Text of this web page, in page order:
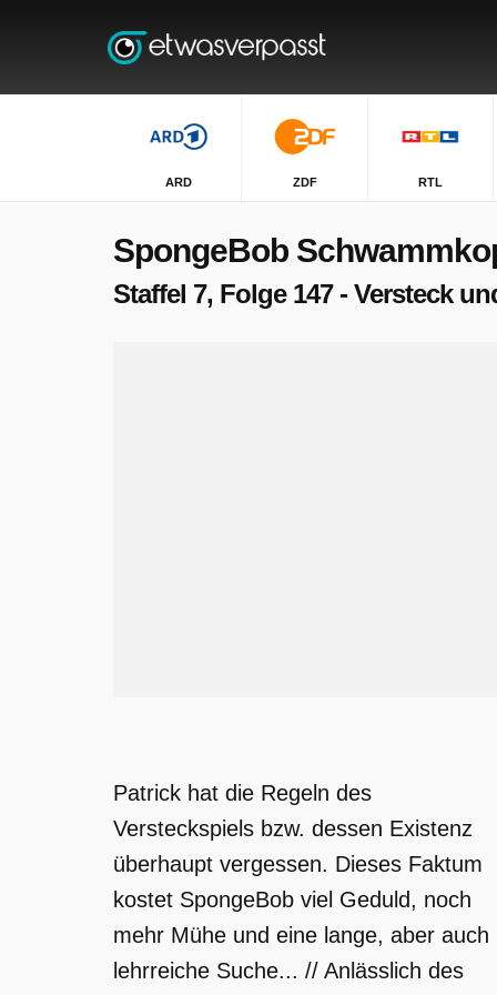
ARD ZDF RTL
SpongeBob
Staffel 7, Folge 147 - Versteck
Patrick hat die Regeln des
Versteckspiels bzw. dessen Existenz
überhaupt vergessen. Dieses Faktum
kostet SpongeBob viel Geduld, noch
mehr Mühe und eine lange, aber auch
lehrreiche Suche... // Anlässlich des